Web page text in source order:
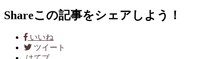
Shareこの記事をシェアしよう！
いいね
ツイート